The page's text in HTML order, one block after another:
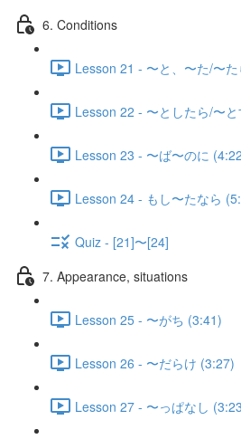
6. Conditions
Lesson 21 - 〜と、〜た/〜
Lesson 22 - 〜としたら/〜
Lesson 23 - 〜ば〜のに
Lesson 24 - もし〜たなら
Quiz - [21]〜[24]
7. Appearance, situations
Lesson 25 - 〜がち (3:41)
Lesson 26 - 〜だらけ (3:27)
Lesson 27 - 〜っぱなし